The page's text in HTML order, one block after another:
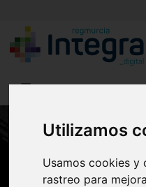
Utilizamos
Usamos cookies y
rastreo para
Víctor